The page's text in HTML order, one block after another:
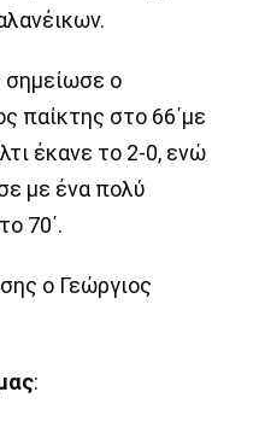
σημείωσε ο
παίκτης στο 66΄με
έκανε το 2-0, ενώ
με ένα πολύ
70΄.
ο Γεώργιος
: